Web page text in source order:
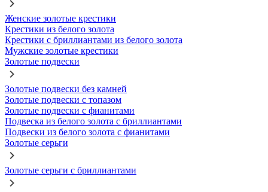
Женские золотые крестики
Крестики из белого золота
Крестики с бриллиантами из белого золота
Мужские золотые крестики
Золотые подвески
Золотые подвески без камней
Золотые подвески с топазом
Золотые подвески с фианитами
Подвеска из белого золота с бриллиантами
Подвески из белого золота с фианитами
Золотые серьги
Золотые серьги с бриллиантами